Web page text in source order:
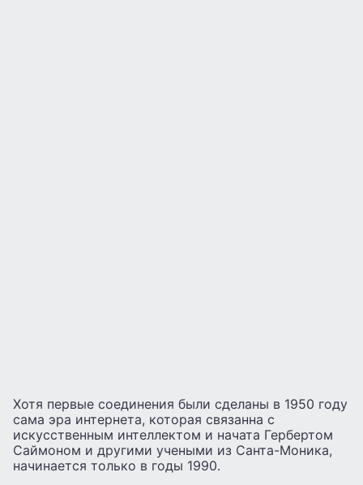
Хотя первые соединения были сделаны в 1950 году
сама эра интернета, которая связанна с
искусственным интеллектом и начата Гербертом
Саймоном и другими учеными из Санта-Моника,
начинается только в годы 1990.